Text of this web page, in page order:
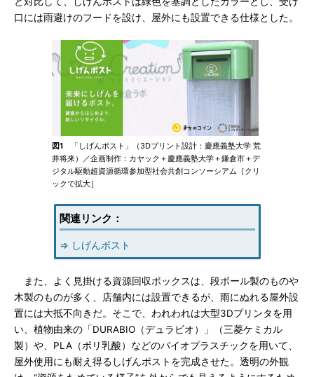
口には雨避けのフードを設け、屋外にも設置できる仕様とした。
図1 「しげんポスト」（3Dプリント設計：慶應義塾大学 荒
井将来）／企画制作：カヤック＋慶應義塾大学＋鎌倉市＋デ
ジタル駆動超資源循環参加型社会共創コンソーシアム［クリ
ックで拡大］
関連リンク：
⇒ しげんポスト
また、よく見掛ける資源回収ボックスは、段ボール製のものや
木製のものが多く、店舗内には設置できるが、雨にぬれる屋外設
置には大抵不向きだ。そこで、われわれは大型3Dプリンタを用
い、植物由来の「DURABIO（デュラビオ）」（三菱ケミカル
製）や、PLA（ポリ乳酸）などのバイオプラスチックを用いて、
屋外使用にも耐え得るしげんポストを完成させた。透明の外観